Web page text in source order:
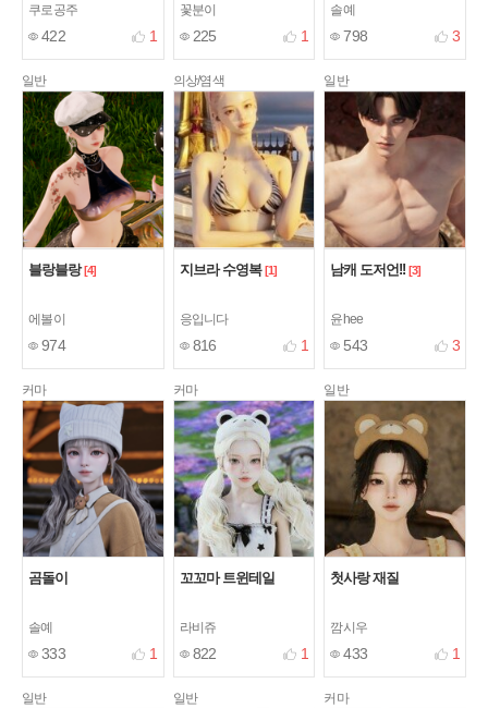
쿠로공주
422 1
꽃분이
225 1
솔예
798 3
일반
블랑블랑 [4]
에볼이
974
의상/염색
지브라 수영복 [1]
응입니다
816 1
일반
남캐 도저언!! [3]
윤hee
543 3
커마
곰돌이
솔예
333 1
커마
꼬꼬마 트윈테일
라비쥬
822 1
일반
첫사랑 재질
깜시우
433 1
일반 일반 커마